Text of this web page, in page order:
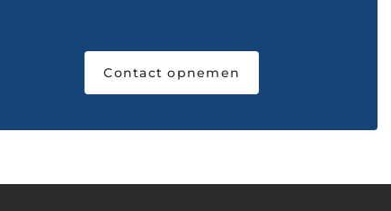
Contact opnemen